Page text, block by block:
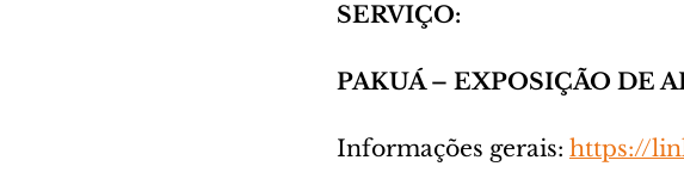
SERVIÇO:
PAKUÁ – EXPOSIÇÃO DE
Informações gerais: https://